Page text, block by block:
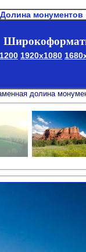
монументов
1920x1080
долина